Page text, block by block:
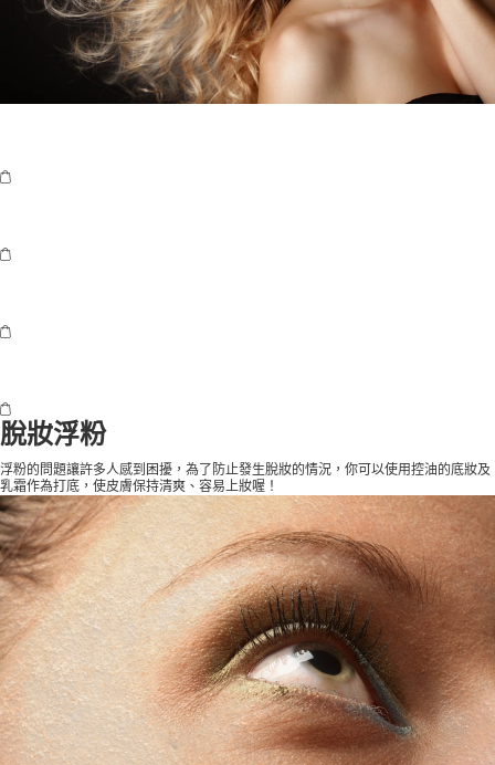
脫妝浮粉
浮粉的問題讓許多人感到困擾，為了防止發生脫妝的情況，你可以使用控油的底妝及
乳霜作為打底，使皮膚保持清爽、容易上妝喔！